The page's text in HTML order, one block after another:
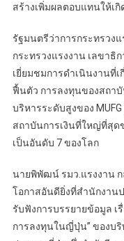
สร้างเพิ่มผลตอบแทนให้เ
รัฐมนตรีว่าการกระทรวงแ
กระทรวงแรงงาน เลขา
เยี่ยมชมการดำเนินงานที่
ฟื้นตัว​ การลงทุนของสถา
บริหารระดับสูงของ MUFG
สถาบันการเงินที่ใหญ่ที่สุ
เป็นอันดับ 7 ของโลก
นายพิพัฒน์ รมว.แรงงาน
โอกาสอันดียิ่งที่สำนักงาน
รับฟังการบรรยายข้อมูล เ
การลงทุนในญี่ปุ่น” ของบริ